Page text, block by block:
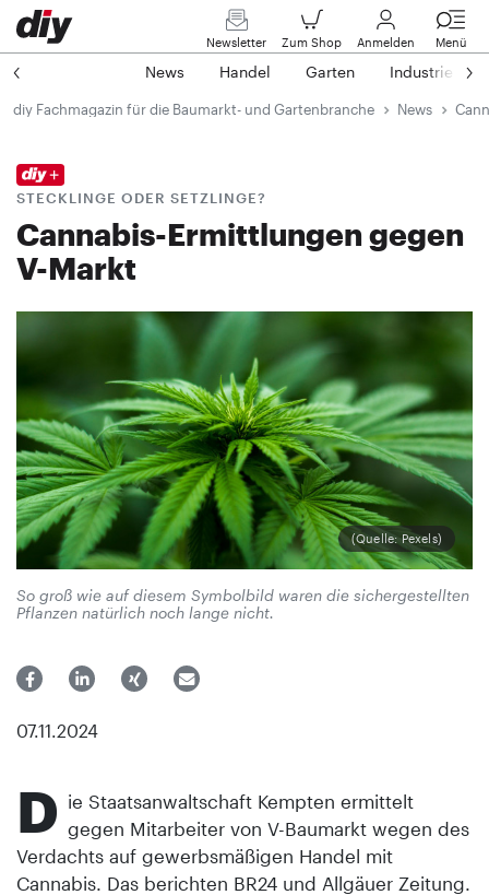
Newsletter Zum Shop Anmelden Menü
News Handel Garten Industrie
diy Fachmagazin für die Baumarkt- und Gartenbranche News
STECKLINGE ODER SETZLINGE?
Cannabis-Ermittlungen gegen
V-Markt
(Quelle: Pexels)
So groß wie auf diesem Symbolbild waren die sichergestellten
Pflanzen natürlich noch lange nicht.
07.11.2024
D ie Staatsanwaltschaft Kempten ermittelt
gegen Mitarbeiter von V-Baumarkt wegen des
Verdachts auf gewerbsmäßigen Handel mit
Cannabis. Das berichten BR24 und Allgäuer Zeitung.